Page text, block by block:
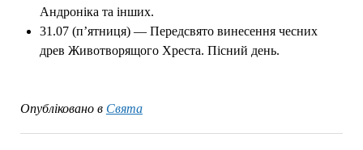
Андроніка та інших.
31.07 (п’ятниця) — Передсвято винесення чесних
древ Животворящого Хреста. Пісний день.
Опубліковано в Свята